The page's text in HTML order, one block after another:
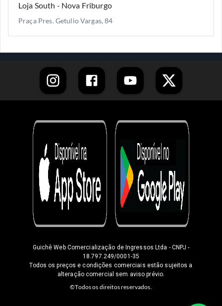
Loja South - Nova Friburgo
Praça Pres. Getulio Vargas, 84
Guichê Web Comercialização de Ingressos Ltda - CNPJ -
18.797.249/0001-35
Todos os preços e condições comerciais estão sujeitos a
alteração comercial sem aviso prévio.
©Todos os direitos reservados.